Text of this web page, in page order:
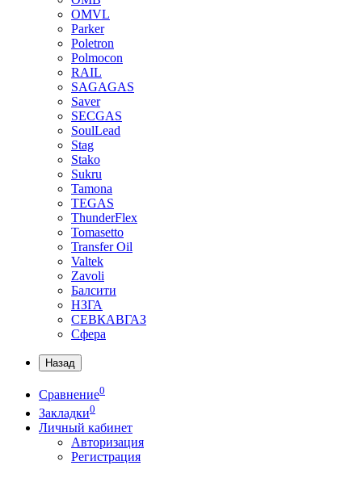
OMVL
Parker
Poletron
Polmocon
RAIL
SAGAGAS
Saver
SECGAS
SoulLead
Stag
Stako
Sukru
Tamona
TEGAS
ThunderFlex
Tomasetto
Transfer Oil
Valtek
Zavoli
Балсити
НЗГА
СЕВКАВГАЗ
Сфера
Назад
Сравнение0
Закладки0
Личный кабинет
Авторизация
Регистрация